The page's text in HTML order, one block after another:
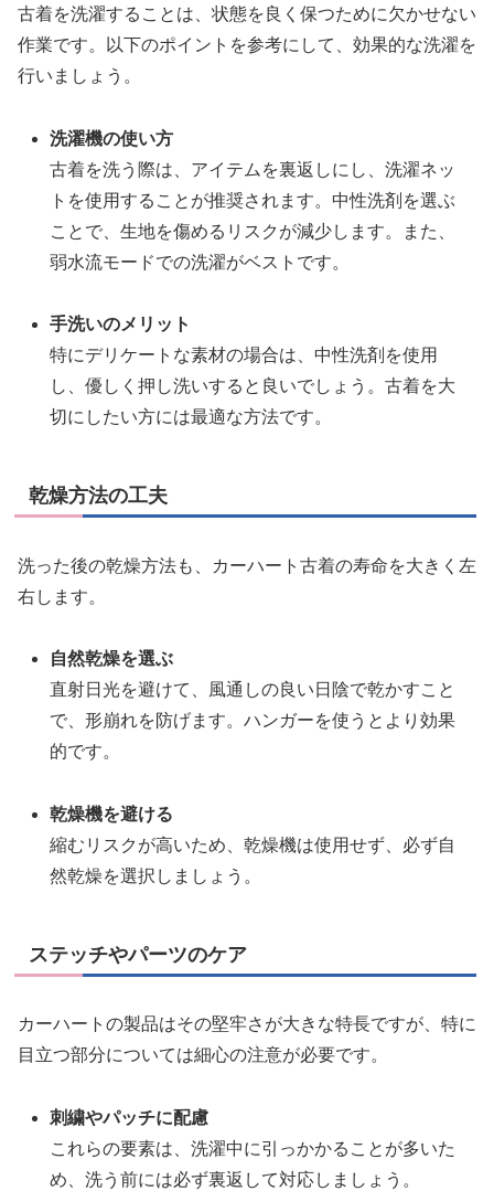
古着を洗濯することは、状態を良く保つために欠かせない
作業です。以下のポイントを参考にして、効果的な洗濯を
行いましょう。
洗濯機の使い方
古着を洗う際は、アイテムを裏返しにし、洗濯ネッ
トを使用することが推奨されます。中性洗剤を選ぶ
ことで、生地を傷めるリスクが減少します。また、
弱水流モードでの洗濯がベストです。
手洗いのメリット
特にデリケートな素材の場合は、中性洗剤を使用
し、優しく押し洗いすると良いでしょう。古着を大
切にしたい方には最適な方法です。
乾燥方法の工夫
洗った後の乾燥方法も、カーハート古着の寿命を大きく左
右します。
自然乾燥を選ぶ
直射日光を避けて、風通しの良い日陰で乾かすこと
で、形崩れを防げます。ハンガーを使うとより効果
的です。
乾燥機を避ける
縮むリスクが高いため、乾燥機は使用せず、必ず自
然乾燥を選択しましょう。
ステッチやパーツのケア
カーハートの製品はその堅牢さが大きな特長ですが、特に
目立つ部分については細心の注意が必要です。
刺繍やパッチに配慮
これらの要素は、洗濯中に引っかかることが多いた
め、洗う前には必ず裏返して対応しましょう。